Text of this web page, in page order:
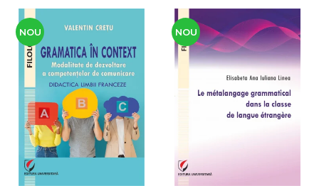
The state-citizen dialogue
in national and European
context
NOU NOU